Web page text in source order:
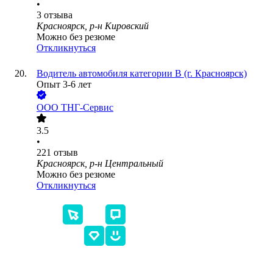
•
3 отзыва
Красноярск, р-н Кировский
Можно без резюме
Откликнуться
Водитель автомобиля категории В (г. Красноярск)
Опыт 3-6 лет
ООО ТНГ-Сервис
3.5
•
221 отзыв
Красноярск, р-н Центральный
Можно без резюме
Откликнуться